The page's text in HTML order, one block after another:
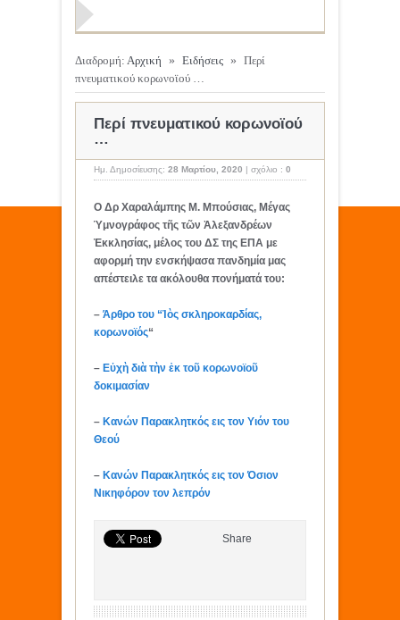
Διαδρομή: Αρχική » Ειδήσεις » Περί
πνευματικού κορωνοϊού …
Περί πνευματικού κορωνοϊού
…
Ημ. Δημοσίευσης: 28 Μαρτίου, 2020 | σχόλιο : 0
Ο Δρ Χαραλάμπης Μ. Μπούσιας, Μέγας
Ὑμνογράφος τῆς τῶν Ἀλεξανδρέων
Ἐκκλησίας, μέλος του ΔΣ της ΕΠΑ με
αφορμή την ενσκήψασα πανδημία μας
απέστειλε τα ακόλουθα πονήματά του:
– Άρθρο του “Ἰὸς σκληροκαρδίας,
κορωνοϊός“
– Εὐχὴ διὰ τὴν ἐκ τοῦ κορωνοϊοῦ
δοκιμασίαν
– Κανών Παρακλητκός εις τον Υιόν του
Θεού
– Κανών Παρακλητκός εις τον Όσιον
Νικηφόρον τον λεπρόν
Share